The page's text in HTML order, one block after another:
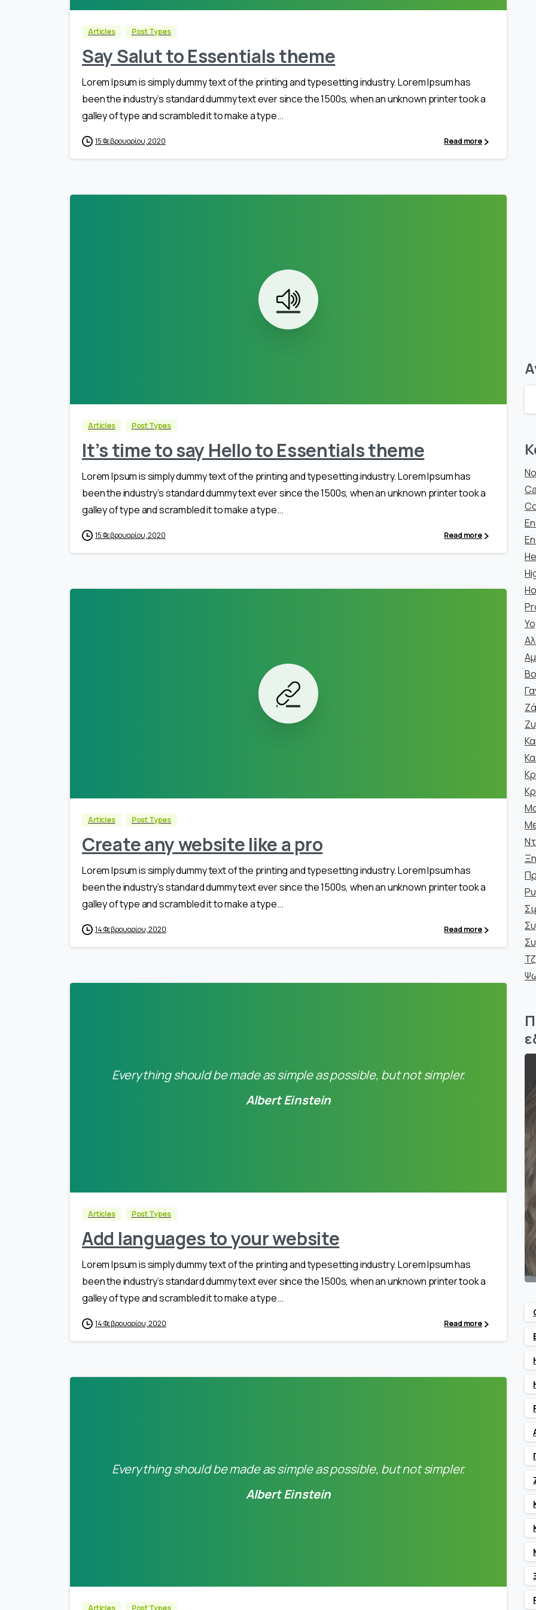
Articles Post Types
Say Salut to Essentials theme
Lorem Ipsum is simply dummy text of the printing and typesetting industry. Lorem Ipsum has
been the industry’s standard dummy text ever since the 1500s, when an unknown printer took a
galley of type and scrambled it to make a type...
15 Φεβρουαρίου, 2020 Read more
Articles Post Types
It’s time to say Hello to Essentials theme
Lorem Ipsum is simply dummy text of the printing and typesetting industry. Lorem Ipsum has
been the industry’s standard dummy text ever since the 1500s, when an unknown printer took a
galley of type and scrambled it to make a type...
15 Φεβρουαρίου, 2020 Read more
Articles Post Types
Create any website like a pro
Lorem Ipsum is simply dummy text of the printing and typesetting industry. Lorem Ipsum has
been the industry’s standard dummy text ever since the 1500s, when an unknown printer took a
galley of type and scrambled it to make a type...
14 Φεβρουαρίου, 2020 Read more
Everything should be made as simple as possible, but not simpler.
Albert Einstein
Articles Post Types
Add languages to your website
Lorem Ipsum is simply dummy text of the printing and typesetting industry. Lorem Ipsum has
been the industry’s standard dummy text ever since the 1500s, when an unknown printer took a
galley of type and scrambled it to make a type...
14 Φεβρουαρίου, 2020 Read more
Everything should be made as simple as possible, but not simpler.
Albert Einstein
Articles Post Types